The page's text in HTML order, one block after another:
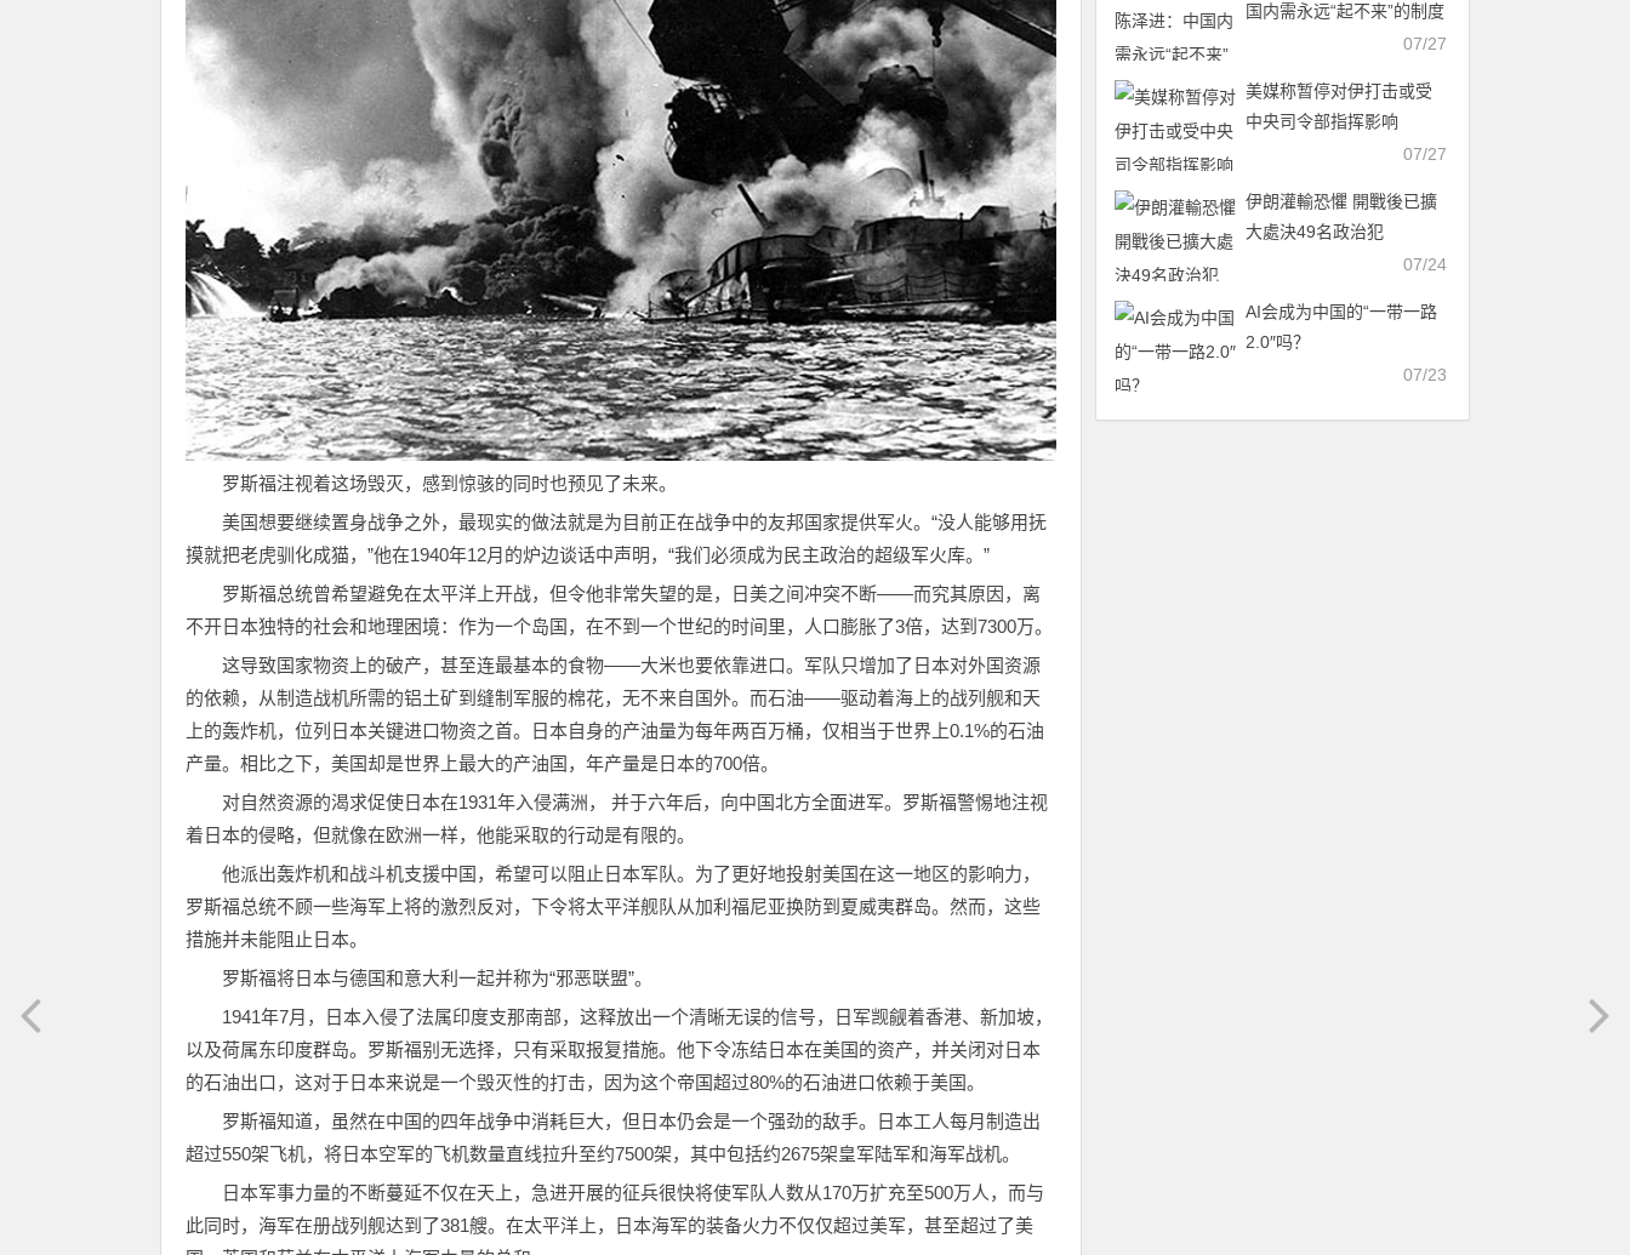
罗斯福注视着这场毁灭，感到惊骇的同时也预见了未来。
美国想要继续置身战争之外，最现实的做法就是为目前正在战争中的友邦国家提供军火。“没人能够用抚
摸就把老虎驯化成猫，”他在1940年12月的炉边谈话中声明，“我们必须成为民主政治的超级军火库。”
罗斯福总统曾希望避免在太平洋上开战，但令他非常失望的是，日美之间冲突不断——而究其原因，离
不开日本独特的社会和地理困境：作为一个岛国，在不到一个世纪的时间里，人口膨胀了3倍，达到7300万。
这导致国家物资上的破产，甚至连最基本的食物——大米也要依靠进口。军队只增加了日本对外国资源
的依赖，从制造战机所需的铝土矿到缝制军服的棉花，无不来自国外。而石油——驱动着海上的战列舰和天
上的轰炸机，位列日本关键进口物资之首。日本自身的产油量为每年两百万桶，仅相当于世界上0.1%的石油
产量。相比之下，美国却是世界上最大的产油国，年产量是日本的700倍。
对自然资源的渴求促使日本在1931年入侵满洲， 并于六年后，向中国北方全面进军。罗斯福警惕地注视
着日本的侵略，但就像在欧洲一样，他能采取的行动是有限的。
他派出轰炸机和战斗机支援中国，希望可以阻止日本军队。为了更好地投射美国在这一地区的影响力，
罗斯福总统不顾一些海军上将的激烈反对，下令将太平洋舰队从加利福尼亚换防到夏威夷群岛。然而，这些
措施并未能阻止日本。
罗斯福将日本与德国和意大利一起并称为“邪恶联盟”。
1941年7月，日本入侵了法属印度支那南部，这释放出一个清晰无误的信号，日军觊觎着香港、新加坡，
以及荷属东印度群岛。罗斯福别无选择，只有采取报复措施。他下令冻结日本在美国的资产，并关闭对日本
的石油出口，这对于日本来说是一个毁灭性的打击，因为这个帝国超过80%的石油进口依赖于美国。
罗斯福知道，虽然在中国的四年战争中消耗巨大，但日本仍会是一个强劲的敌手。日本工人每月制造出
超过550架飞机，将日本空军的飞机数量直线拉升至约7500架，其中包括约2675架皇军陆军和海军战机。
日本军事力量的不断蔓延不仅在天上，急进开展的征兵很快将使军队人数从170万扩充至500万人，而与
此同时，海军在册战列舰达到了381艘。在太平洋上，日本海军的装备火力不仅仅超过美军，甚至超过了美
国内需永远“起不来”的制度
07/27
美媒称暂停对伊打击或受
中央司令部指挥影响
07/27
伊朗灌輸恐懼 開戰後已擴
大處決49名政治犯
07/24
AI会成为中国的“一带一路
2.0″吗？
07/23